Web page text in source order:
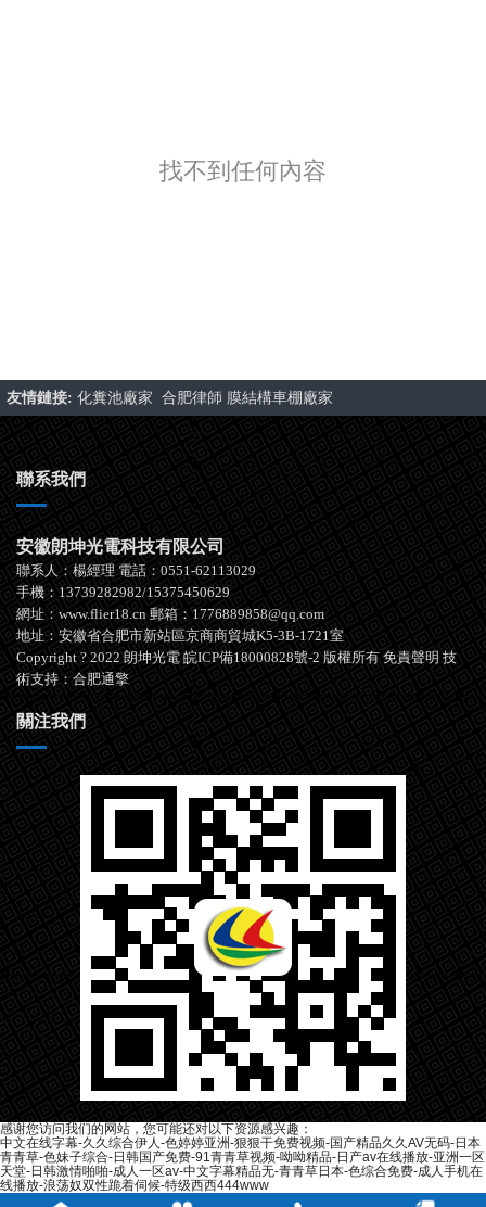
找不到任何內容
友情鏈接: 化糞池廠家 合肥律師 膜結構車棚廠家
聯系我們
安徽朗坤光電科技有限公司
聯系人：楊經理 電話：0551-62113029
手機：13739282982/15375450629
網址：www.flier18.cn 郵箱：1776889858@qq.com
地址：安徽省合肥市新站區京商商貿城K5-3B-1721室
Copyright ? 2022 朗坤光電 皖ICP備18000828號-2 版權所有 免責聲明 技
術支持： 合肥通擎
關注我們
感谢您访问我们的网站，您可能还对以下资源感兴趣：
中文在线字幕-久久综合伊人-色婷婷亚洲-狠狠干免费视频-国产精品久久AV无码-日本
青青草-色妹子综合-日韩国产免费-91青青草视频-呦呦精品-日产av在线播放-亚洲一区
天堂-日韩激情啪啪-成人一区av-中文字幕精品无-青青草日本-色综合免费-成人手机在
线播放-浪荡奴双性跪着伺候-特级西西444www